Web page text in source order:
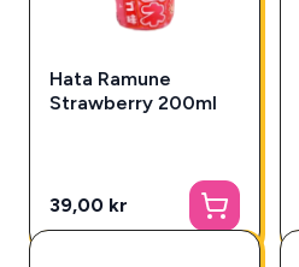
Hata Ramune
Strawberry 200ml
39,00 kr